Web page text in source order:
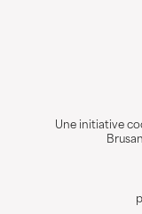
Une initiative